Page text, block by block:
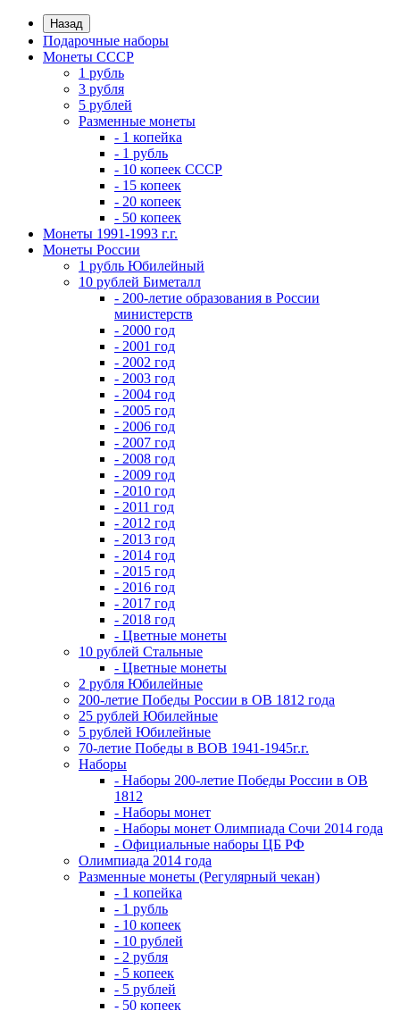
Назад
Подарочные наборы
Монеты СССР
1 рубль
3 рубля
5 рублей
Разменные монеты
- 1 копейка
- 1 рубль
- 10 копеек СССР
- 15 копеек
- 20 копеек
- 50 копеек
Монеты 1991-1993 г.г.
Монеты России
1 рубль Юбилейный
10 рублей Биметалл
- 200-летие образования в России
министерств
- 2000 год
- 2001 год
- 2002 год
- 2003 год
- 2004 год
- 2005 год
- 2006 год
- 2007 год
- 2008 год
- 2009 год
- 2010 год
- 2011 год
- 2012 год
- 2013 год
- 2014 год
- 2015 год
- 2016 год
- 2017 год
- 2018 год
- Цветные монеты
10 рублей Стальные
- Цветные монеты
2 рубля Юбилейные
200-летие Победы России в ОВ 1812 года
25 рублей Юбилейные
5 рублей Юбилейные
70-летие Победы в ВОВ 1941-1945г.г.
Наборы
- Наборы 200-летие Победы России в ОВ
1812
- Наборы монет
- Наборы монет Олимпиада Сочи 2014 года
- Официальные наборы ЦБ РФ
Олимпиада 2014 года
Разменные монеты (Регулярный чекан)
- 1 копейка
- 1 рубль
- 10 копеек
- 10 рублей
- 2 рубля
- 5 копеек
- 5 рублей
- 50 копеек